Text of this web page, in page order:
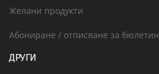
Желани продукти
Абониране / отписване за бюлетин
ДРУГИ